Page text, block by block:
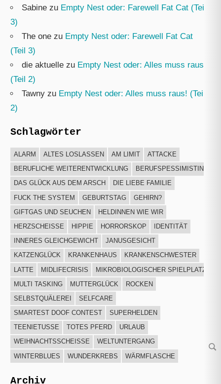
Sabine zu Empty Nest oder: Farewell Fat Cat (Teil
3)
The one zu Empty Nest oder: Farewell Fat Cat
(Teil 3)
die aktuelle zu Empty Nest oder: Alles muss raus!
(Teil 2)
Tawny zu Empty Nest oder: Alles muss raus! (Teil
2)
Schlagwörter
ALARM ALTES LOSLASSEN AM LIMIT
ATTACKE
BERUFLICHE WEITERENTWICKLUNG
BERUFSPESSIMISTIN
DAS GLÜCK AUS DEM ARSCH
DIE LIEBE FAMILIE
FUCK THE SYSTEM
GEBURTSTAG
GEHIRN?
GIFTGAS UND SEUCHEN
HELDINNEN WIE WIR
HERZSCHEISSE
HIPPIE HORRORSKOP
IDENTITÄT
INNERES GLEICHGEWICHT
JANUSGESICHT
KATZENGLÜCK
KRANKENHAUS
KRANKENSCHWESTER
LATTE
MIDLIFECRISIS
MIKROBIOLOGISCHER SPIELPLATZ
MULTI TASKING
MUTTERGLÜCK
ROCKEN
SELBSTQUÄLEREI
SELFCARE
SMARTEST DOOF CONTEST
SUPERHELDEN
TEENIETUSSE
TOTES PFERD
URLAUB
WEIHNACHTSSCHEISSE
WELTUNTERGANG
WINTERBLUES
WUNDERKREBS WÄRMFLASCHE
Archiv